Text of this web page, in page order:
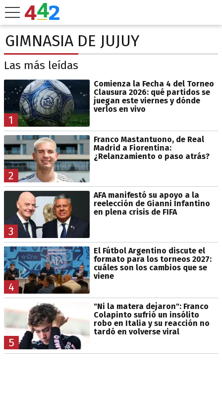
GIMNASIA DE JUJUY
Las más leídas
1
Comienza la Fecha 4 del Torneo
Clausura 2026: qué partidos se
juegan este viernes y dónde
verlos en vivo
2
Franco Mastantuono, de Real
Madrid a Fiorentina:
¿Relanzamiento o paso atrás?
3
AFA manifestó su apoyo a la
reelección de Gianni Infantino
en plena crisis de FIFA
4
El Fútbol Argentino discute el
formato para los torneos 2027:
cuáles son los cambios que se
viene
5
"Ni la matera dejaron": Franco
Colapinto sufrió un insólito
robo en Italia y su reacción no
tardó en volverse viral